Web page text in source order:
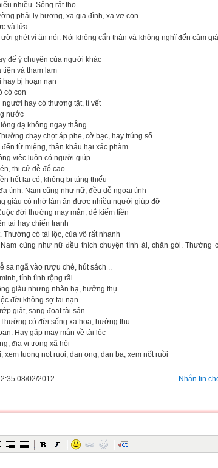
nhiều. Sống rất thọ
phải ly hương, xa gia đình, xa vợ con
và lửa
ghét vì ăn nói. Nói không cẩn thận và không nghĩ đến cảm
để ý chuyện của người khác
tiện và tham lam
bị hoạn nạn
có con
người hay có thương tật, tì vết
nước
dạ không ngay thẳng
chạy chọt áp phe, cờ bạc, hay trúng số
từ miệng, thần khẩu hại xác phàm
việc luôn có người giúp
thi cử dễ đổ cao
hết lại có, không bị túng thiếu
tình. Nam cũng như nữ, đều dễ ngoại tình
giàu có nhờ làm ăn được nhiều người giúp đỡ
đời thường may mắn, dễ kiếm tiền
tai hay chiến tranh
Thường có tài lộc, của vô rất nhanh
cũng như nữ đều thích chuyện tình ái, chăn gói. Thường
sa ngã vào rượu chè, hút sách ..
tính tình rộng rãi
giàu nhưng nhàn hạ, hưởng thụ.
đời không sợ tai nạn
giật, sang đoạt tài sản
có đời sống xa hoa, hưởng thụ
Hay gặp may mắn về tài lộc
địa vị trong xã hội
Nhắn tin
08/02/2012